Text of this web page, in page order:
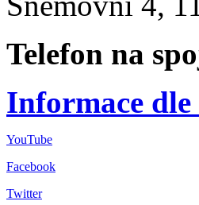
Telefon na
Informace dle
YouTube
Facebook
Twitter